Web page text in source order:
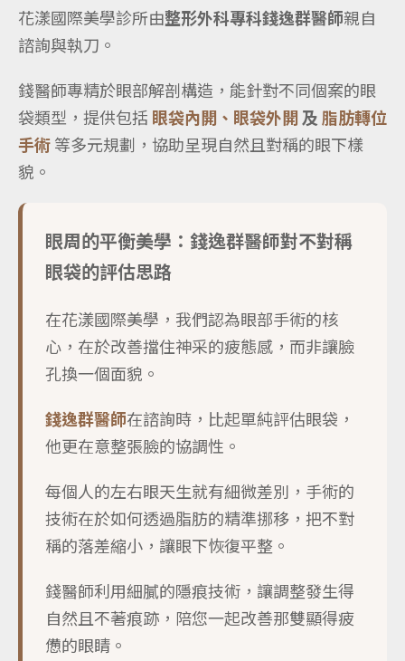
花漾國際美學診所由整形外科專科錢逸群醫師親自
諮詢與執刀。
錢醫師專精於眼部解剖構造，能針對不同個案的眼
袋類型，提供包括 眼袋內開、眼袋外開 及脂肪轉位
手術等多元規劃，協助呈現自然且對稱的眼下樣
貌。
眼周的平衡美學：錢逸群醫師對不對稱
眼袋的評估思路
在花漾國際美學，我們認為眼部手術的核
心，在於改善擋住神采的疲態感，而非讓臉
孔換一個面貌。
錢逸群醫師在諮詢時，比起單純評估眼袋，
他更在意整張臉的協調性。
每個人的左右眼天生就有細微差別，手術的
技術在於如何透過脂肪的精準挪移，把不對
稱的落差縮小，讓眼下恢復平整。
錢醫師利用細膩的隱痕技術，讓調整發生得
自然且不著痕跡，陪您一起改善那雙顯得疲
憊的眼睛。